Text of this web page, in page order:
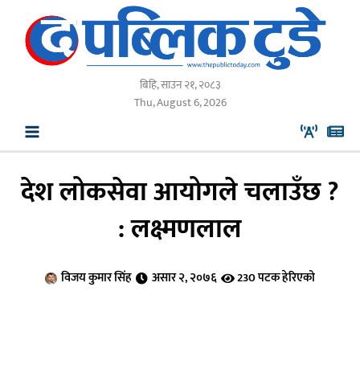
content
बिहि, साउन २१, २०८३
Thu, August 6, 2026
देश लोकसेवा आयोगले चलाउँछ ?
: लक्ष्मणलाल
विजय कुमार सिंह असार २, २०७६ 230 पटक हेरिएको